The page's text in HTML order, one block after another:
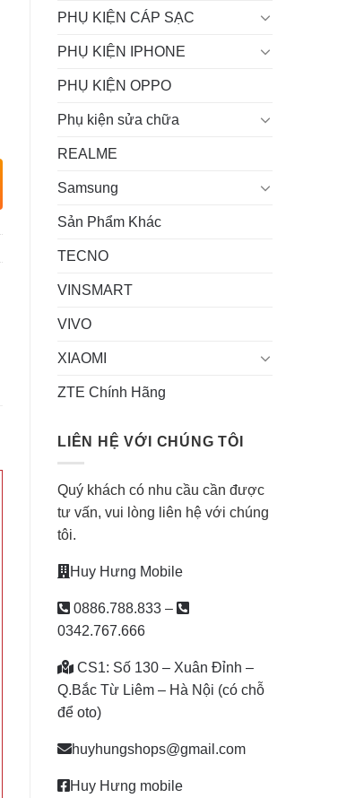
PHỤ KIỆN CÁP SẠC
PHỤ KIỆN IPHONE
PHỤ KIỆN OPPO
Phụ kiện sửa chữa
REALME
Samsung
Sản Phẩm Khác
TECNO
VINSMART
VIVO
XIAOMI
ZTE Chính Hãng
LIÊN HỆ VỚI CHÚNG TÔI
Quý khách có nhu cầu cần được
tư vấn, vui lòng liên hệ với chúng
tôi.
Huy Hưng Mobile
0886.788.833 –
0342.767.666
CS1: Số 130 – Xuân Đỉnh –
Q.Bắc Từ Liêm – Hà Nội (có chỗ
để oto)
huyhungshops@gmail.com
Huy Hưng mobile